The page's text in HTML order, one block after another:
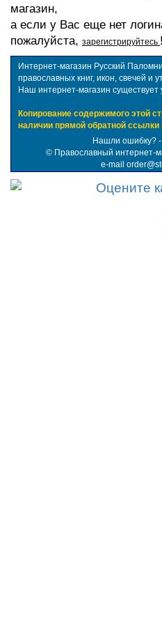
магазин,
а если у Вас еще нет
пожалуйста, зарегистрируйтесь !
Интернет-магазин Русский
православных книг, икон, свечей и
Наш интернет-магазин существует
Копирование содержимого этой
наличии прямой обратной ссылки
Нашли ошибку? -
© Православный интернет-
e-mail